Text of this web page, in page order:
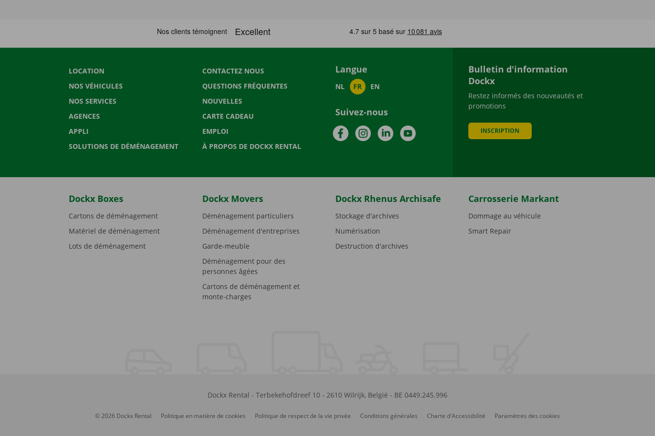
LOCATION
NOS VÉHICULES
NOS SERVICES
AGENCES
APPLI
SOLUTIONS DE DÉMÉNAGEMENT
CONTACTEZ NOUS
QUESTIONS FRÉQUENTES
NOUVELLES
CARTE CADEAU
EMPLOI
À PROPOS DE DOCKX RENTAL
Langue
NL FR EN
Suivez-nous
FacebookInstagramLinkedInYouTube
Bulletin d'information
Dockx
Restez informés des nouveautés et
promotions
INSCRIPTION
Dockx Boxes
Cartons de déménagement
Matériel de déménagement
Lots de déménagement
Dockx Movers
Déménagement particuliers
Déménagement d'entreprises
Garde-meuble
Déménagement pour des
personnes âgées
Cartons de déménagement et
monte-charges
Dockx Rhenus Archisafe
Stockage d'archives
Numérisation
Destruction d'archives
Carrosserie Markant
Dommage au véhicule
Smart Repair
Dockx Rental - Terbekehofdreef 10- 2610 Wilrijk, België - BE 0449.245.996
© 2026 Dockx Rental Politique en matière de cookies Politique de respect de la vie privée Conditions générales Charte d'Accessibilité Paramètres des cookies